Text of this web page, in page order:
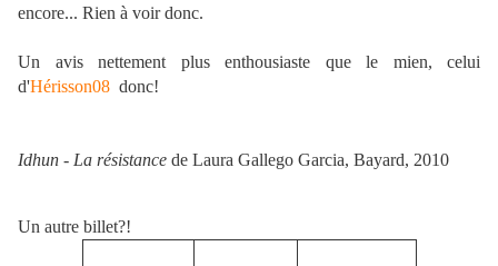
encore... Rien à voir donc.
Un avis nettement plus enthousiaste que le mien, celui
d'Hérisson08 donc!
Idhun - La résistance de Laura Gallego Garcia, Bayard, 2010
Un autre billet?!